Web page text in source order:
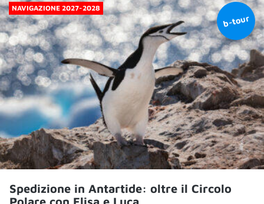
NAVIGAZIONE 2027-2028
Spedizione in Antartide: oltre il Circolo
Polare con Elisa e Luca